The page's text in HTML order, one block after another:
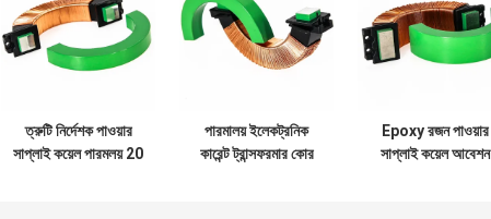
ত্রুটি নির্দেশক পাওয়ার
সাপ্লাই কয়েল পারমলয় 20
পারমালয় ইলেকট্রনিক
কারেন্ট ট্রান্সফরমার কোর
Epoxy রজন পাওয়ার
সাপ্লাই কয়েল আবেশন